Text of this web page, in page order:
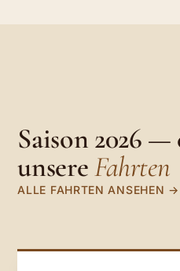
Saison 2026 —
unsereFahrten
ALLE FAHRTEN ANSEHEN